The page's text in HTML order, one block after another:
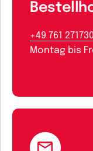
+49 761
Montag bis